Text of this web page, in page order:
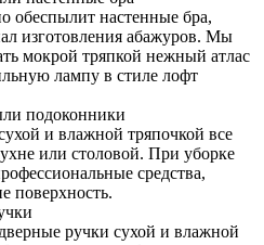
обеспылит настенные бра,
изготовления абажуров. Мы
мокрой тряпкой нежный атлас
лампу в стиле лофт
подоконники
и влажной тряпочкой все
или столовой. При уборке
средства,
поверхность.
ручки сухой и влажной